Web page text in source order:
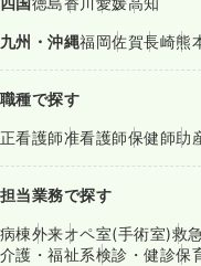
九州・沖縄福岡佐賀長崎熊
職種で探す
正看護師准看護師保健師助
担当業務で探す
病棟外来オペ室(手術室)救
介護・福祉系検診・健診保